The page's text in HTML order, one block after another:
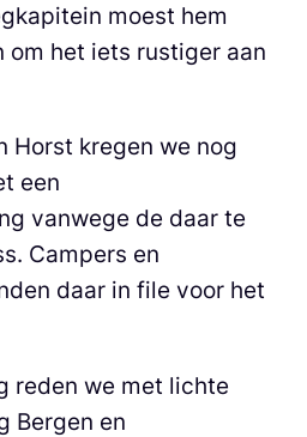
moest hem
om het iets rustiger aan
Horst kregen we nog
een
vanwege de daar te
Campers en
daar in file voor het
reden we met lichte
Bergen en